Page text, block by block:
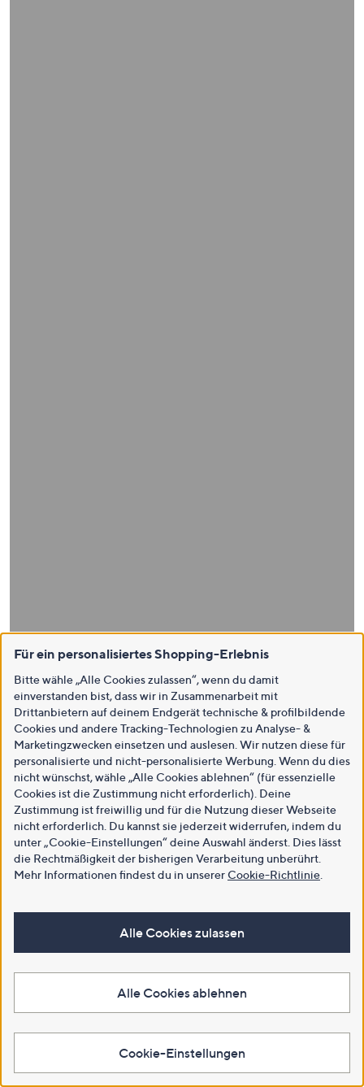
Für ein personalisiertes Shopping-Erlebnis
Bitte wähle „Alle Cookies zulassen“, wenn du damit
einverstanden bist, dass wir in Zusammenarbeit mit
Drittanbietern auf deinem Endgerät technische & profilbildende
Cookies und andere Tracking-Technologien zu Analyse- &
Marketingzwecken einsetzen und auslesen. Wir nutzen diese für
personalisierte und nicht-personalisierte Werbung. Wenn du dies
nicht wünschst, wähle „Alle Cookies ablehnen“ (für essenzielle
Cookies ist die Zustimmung nicht erforderlich). Deine
Zustimmung ist freiwillig und für die Nutzung dieser Webseite
nicht erforderlich. Du kannst sie jederzeit widerrufen, indem du
unter „Cookie-Einstellungen“ deine Auswahl änderst. Dies lässt
die Rechtmäßigkeit der bisherigen Verarbeitung unberührt.
Mehr Informationen findest du in unsererCookie-Richtlinie
Alle Cookies zulassen
Alle Cookies ablehnen
Cookie-Einstellungen